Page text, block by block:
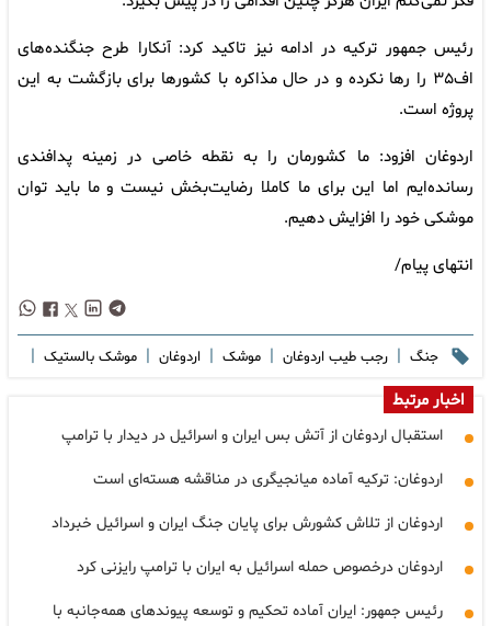
رئیس جمهور ترکیه در ادامه نیز تاکید کرد: آنکارا طرح جنگنده‌های
اف۳۵ را رها نکرده و در حال مذاکره با کشورها برای بازگشت به این
پروژه است.
اردوغان افزود: ما کشورمان را به نقطه خاصی در زمینه پدافندی
رسانده‌ایم اما این برای ما کاملا رضایت‌بخش نیست و ما باید توان
موشکی خود را افزایش دهیم.
انتهای پیام/
جنگ | رجب طیب اردوغان | موشک | اردوغان | موشک بالستیک |
اخبار مرتبط
استقبال اردوغان از آتش بس ایران و اسرائیل در دیدار با ترامپ
اردوغان: ترکیه آماده میانجیگری در مناقشه هسته‌ای است
اردوغان از تلاش کشورش برای پایان جنگ ایران و اسرائیل خبرداد
اردوغان درخصوص حمله اسرائیل به ایران با ترامپ رایزنی کرد
رئیس جمهور: ایران آماده تحکیم و توسعه پیوندهای همه‌جانبه با